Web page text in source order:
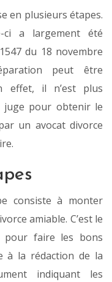
en plusieurs étapes.
ci a largement été
du 18 novembre
peut être
effet, il n’est plus
juge pour obtenir le
un avocat divorce
consiste à monter
amiable. C’est le
pour faire les bons
à la rédaction de la
indiquant les